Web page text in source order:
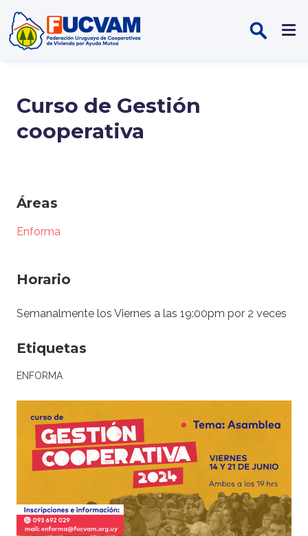
Curso de Gestión
cooperativa
Áreas
Enforma
Horario
Semanalmente los Viernes a las 19:00pm por 2 veces
Etiquetas
ENFORMA